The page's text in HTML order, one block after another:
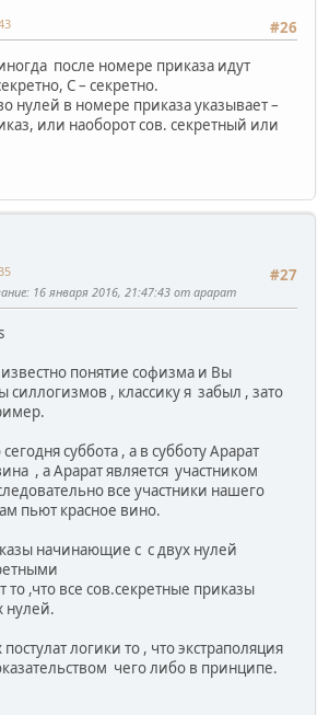
#26
после номере приказа идут
С – секретно.
нулей в номере приказа указывает –
или наоборот сов. секретный или
#27
: 16 января 2016, 21:47:43 от арарат
понятие софизма и Вы
, классику я забыл , зато
суббота , а в субботу Арарат
, а Арарат является участником
все участники нашего
пьют красное вино.
начинающие с с двух нулей
то ,что все сов.секретные приказы
нулей.
логики то , что экстраполяция
чего либо в принципе.